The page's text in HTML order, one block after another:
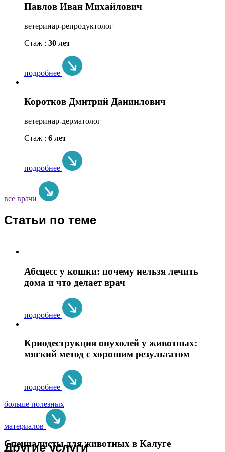
Павлов Иван Михайлович
ветеринар-репродуктолог
Стаж : 30 лет
подробнее
Коротков Дмитрий Даниилович
ветеринар-дерматолог
Стаж : 6 лет
подробнее
все врачи
Статьи по теме
Абсцесс у кошки: почему нельзя лечить
дома и что делает врач
подробнее
Криодеструкция опухолей у животных:
мягкий метод с хорошим результатом
подробнее
больше полезных
материалов
Другие услуги
Специалисты для животных в Калуге